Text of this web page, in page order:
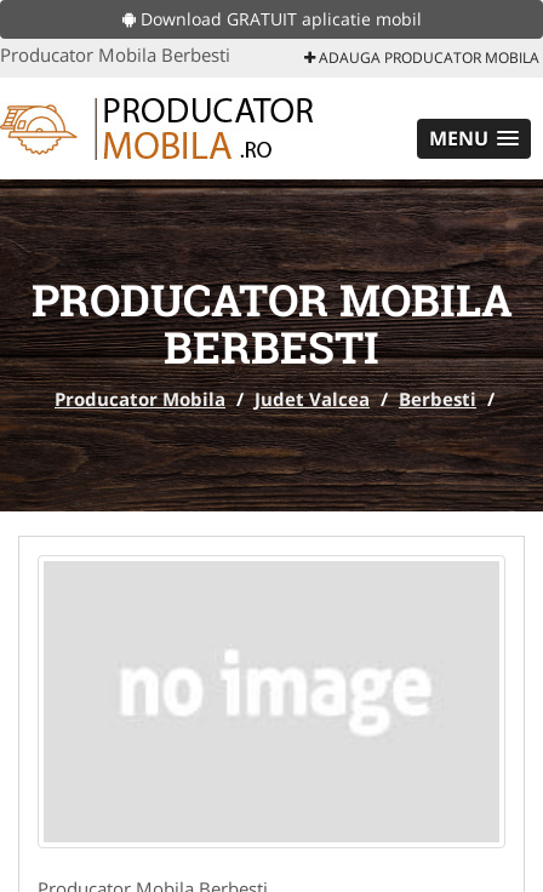
Download GRATUIT aplicatie mobil
Producator Mobila Berbesti ADAUGA PRODUCATOR MOBILA
MENU
PRODUCATOR MOBILA
BERBESTI
Producator Mobila / Judet Valcea / Berbesti /